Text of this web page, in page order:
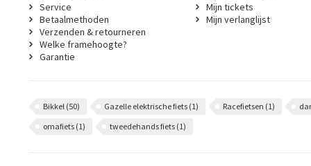
Service
Betaalmethoden
Verzenden & retourneren
Welke framehoogte?
Garantie
Mijn tickets
Mijn verlanglijst
Bikkel (50) Gazelle elektrische fiets (1) Racefietsen (1)
omafiets (1) tweedehands fiets (1)